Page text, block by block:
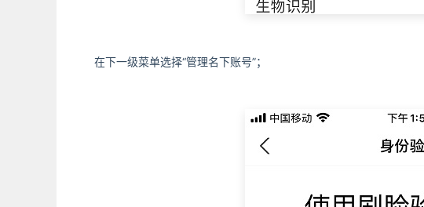
在下一级菜单选择“管理名下账号”；